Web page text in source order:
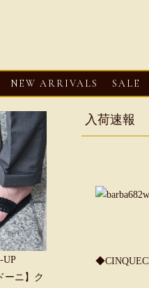
NEW ARRIVALS SALE
入荷速報
UP
ーニ】ク
2026・08・03 CLOSE-